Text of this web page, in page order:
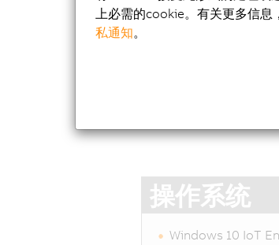
紧凑的尺寸
多个接口
操作系统
Windows 10 IoT
上必需的cookie。有关更多信
私通知。